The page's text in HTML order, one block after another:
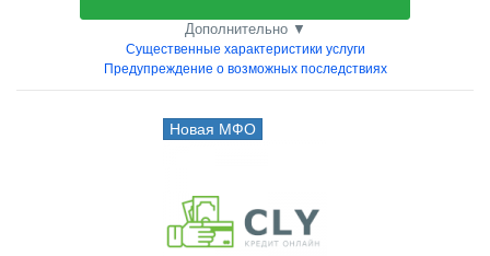
Дополнительно ▼
Существенные характеристики услуги
Предупреждение о возможных последствиях
Новая МФО